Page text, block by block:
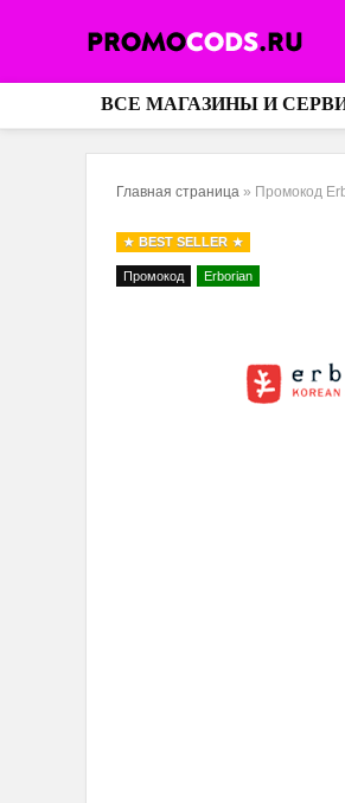
ВСЕ МАГАЗИНЫ И
Главная страница » Промокод
BEST SELLER
Промокод Erborian